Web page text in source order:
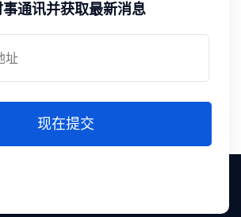
通讯并获取最新消息
现在提交